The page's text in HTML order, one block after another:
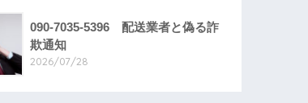
090-7035-5396 配送業者と偽る詐
欺通知
2026/07/28